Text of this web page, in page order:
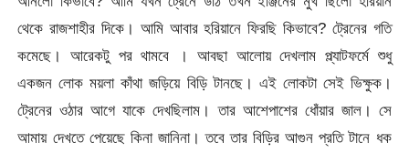
থেকে রাজশাহীর দিকে। আমি আবার হরিয়ানে ফিরছি কিভাবে? ট্রেনের গতি
কমেছে। আরেকটু পর থামবে । আবছা আলোয় দেখলাম প্ল্যাটফর্মে শুধু
একজন লোক ময়লা কাঁথা জড়িয়ে বিড়ি টানছে। এই লোকটা সেই ভিক্ষুক।
ট্রেনের ওঠার আগে যাকে দেখছিলাম। তার আশেপাশের ধোঁয়ার জাল। সে
আমায় দেখতে পেয়েছে কিনা জানিনা। তবে তার বিড়ির আগুন প্রতি টানে ধক